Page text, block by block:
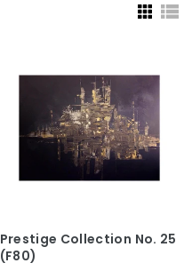
Prestige Collection No. 25
(F80)